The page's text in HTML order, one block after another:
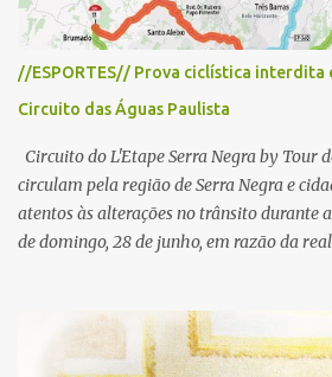
//ESPORTES// Prova ciclística interdita
Circuito das Águas Paulista
Circuito do L'Etape Serra Negra by Tour
circulam pela região de Serra Negra e
atentos às alterações no trânsito durante
de domingo, 28 de junho, em razão da
reunirá atletas de diferentes regiões do
passando pelos municípios de Serra